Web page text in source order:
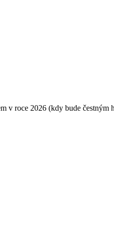
roce 2026 (kdy bude čestným